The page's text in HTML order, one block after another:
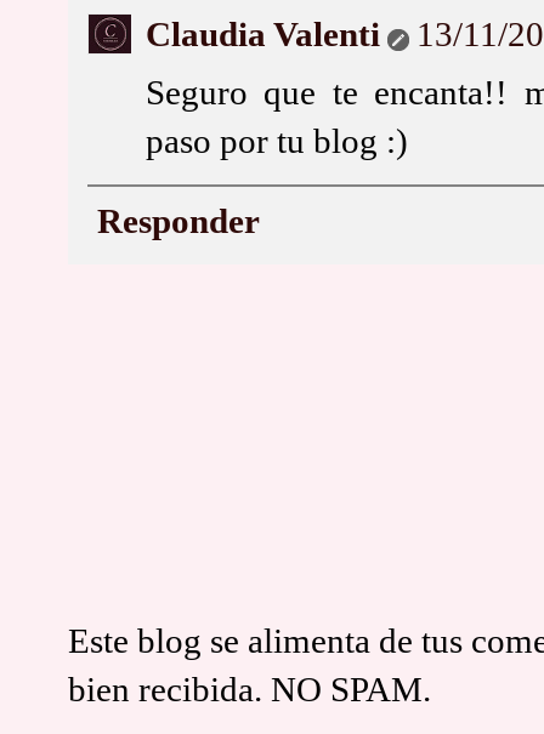
Claudia Valenti
13/11/
Seguro que te encanta!!
paso por tu blog :)
Responder
Este blog se alimenta de tus
bien recibida. NO SPAM.